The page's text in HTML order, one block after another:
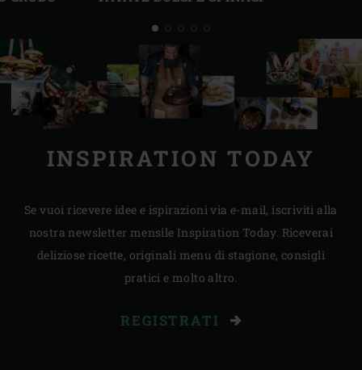
INSPIRATION TODAY
Se vuoi ricevere idee e ispirazioni via e-mail, iscriviti alla
nostra newsletter mensile Inspiration Today. Riceverai
deliziose ricette, originali menu di stagione, consigli
pratici e molto altro.
REGISTRATI